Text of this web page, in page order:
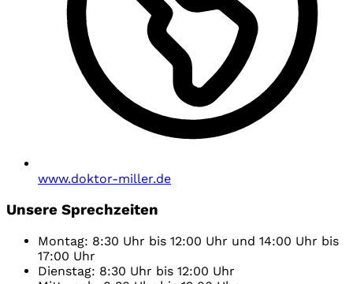
www.doktor-miller.de
Unsere Sprechzeiten
Montag: 8:30 Uhr bis 12:00 Uhr und 14:00 Uhr bis
17:00 Uhr
Dienstag: 8:30 Uhr bis 12:00 Uhr